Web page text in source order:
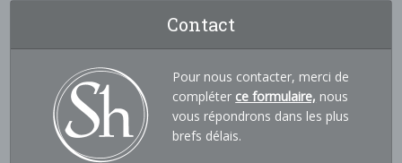
Contact
Pour nous contacter, merci de
compléter ce formulaire, nous
vous répondrons dans les plus
brefs délais.